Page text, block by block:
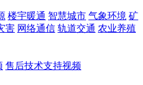
楼宇暖通 智慧城市 气象环境 矿
害 网络通信 轨道交通 农业养殖
售后技术支持视频